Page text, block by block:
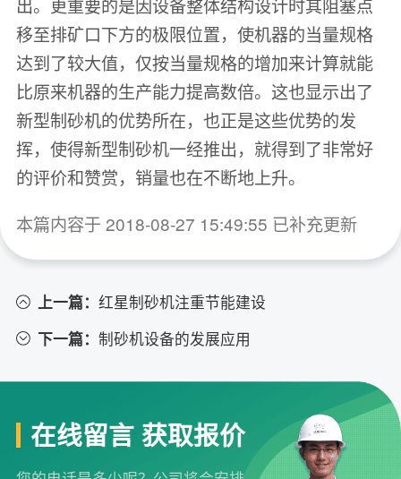
出。更重要的是因设备整体结构设计时其阻塞点
移至排矿口下方的极限位置，使机器的当量规格
达到了较大值，仅按当量规格的增加来计算就能
比原来机器的生产能力提高数倍。这也显示出了
新型制砂机的优势所在，也正是这些优势的发
挥，使得新型制砂机一经推出，就得到了非常好
的评价和赞赏，销量也在不断地上升。
本篇内容于 2018-08-27 15:49:55 已补充更新
上一篇： 红星制砂机注重节能建设
下一篇： 制砂机设备的发展应用
在线留言 获取报价